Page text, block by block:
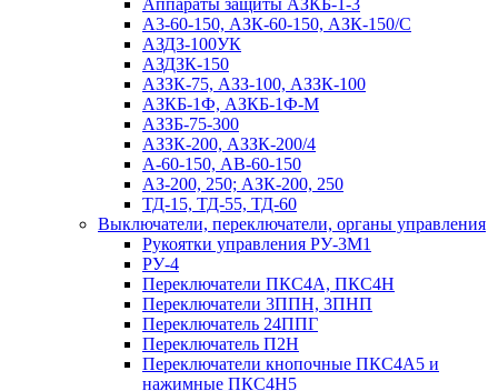
Аппараты защиты АЗКБ-1-3
А3-60-150, АЗК-60-150, АЗК-150/С
АЗДЗ-100УК
АЗДЗК-150
АЗЗК-75, АЗЗ-100, АЗЗК-100
АЗКБ-1Ф, АЗКБ-1Ф-М
АЗЗБ-75-300
АЗЗК-200, АЗЗК-200/4
А-60-150, АВ-60-150
АЗ-200, 250; АЗК-200, 250
ТД-15, ТД-55, ТД-60
Выключатели, переключатели, органы управления
Рукоятки управления РУ-3М1
РУ-4
Переключатели ПКС4А, ПКС4Н
Переключатели 3ППН, 3ПНП
Переключатель 24ППГ
Переключатель П2Н
Переключатели кнопочные ПКС4А5 и
нажимные ПКС4Н5